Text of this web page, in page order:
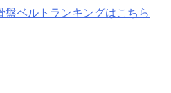
ベルトランキングはこちら